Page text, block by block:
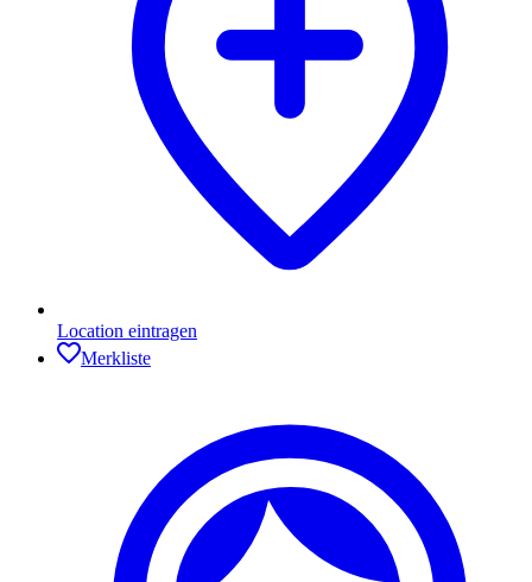
Location eintragen
Merkliste